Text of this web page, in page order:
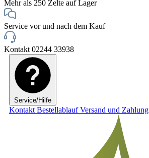
Mehr als 250 Zelte auf Lager
Service vor und nach dem Kauf
Kontakt 02244 33938
Service/Hilfe
Kontakt BestellablaufVersand und Zahlung